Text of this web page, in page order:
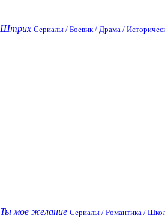
Штрих Сериалы / Боевик / Драма /
Ты мое желание Сериалы / Романтика /